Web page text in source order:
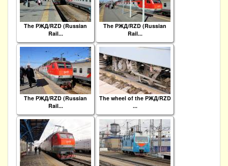
The РЖД/RZD (Russian
Rail...
The РЖД/RZD (Russian
Rail...
The РЖД/RZD (Russian
Rail...
The wheel of the РЖД/RZD
...